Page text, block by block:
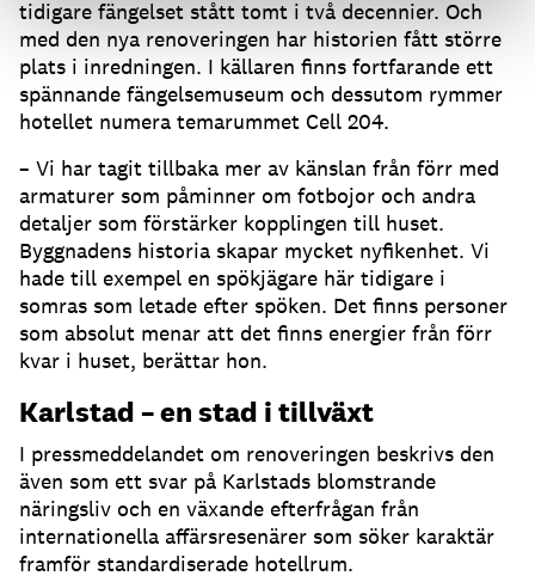
tidigare fängelset stått tomt i två decennier. Och
med den nya renoveringen har historien fått större
plats i inredningen. I källaren finns fortfarande ett
spännande fängelsemuseum och dessutom rymmer
hotellet numera temarummet Cell 204.
– Vi har tagit tillbaka mer av känslan från förr med
armaturer som påminner om fotbojor och andra
detaljer som förstärker kopplingen till huset.
Byggnadens historia skapar mycket nyfikenhet. Vi
hade till exempel en spökjägare här tidigare i
somras som letade efter spöken. Det finns personer
som absolut menar att det finns energier från förr
kvar i huset, berättar hon.
Karlstad – en stad i tillväxt
I pressmeddelandet om renoveringen beskrivs den
även som ett svar på Karlstads blomstrande
näringsliv och en växande efterfrågan från
internationella affärsresenärer som söker karaktär
framför standardiserade hotellrum.